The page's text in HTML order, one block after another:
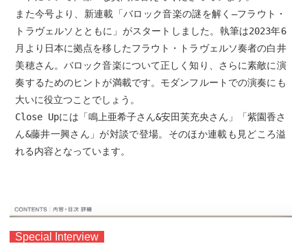
また今号より、新連載「バロック音楽の謎を解く—フラウト・
トラヴェルソとともに」がスタートしました。執筆は2023年6
月より日本に拠点を移したフラウト・トラヴェルソ奏者の白井
美穂さん。バロック音楽について正しく知り、さらに素敵に演
奏するためのヒントが満載です。モダンフルートでの演奏にも
大いに役立つことでしょう。
Close Upには「鳴上亜希子さん&安田芙充央さん」「紫園香さ
ん&藤井一興さん」が対談で登場。そのほか連載も見どころ溢
れる内容となっています。
Special Interview